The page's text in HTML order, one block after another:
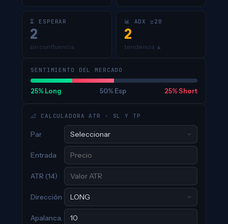
⏳ ESPERAR
2
sin confluencia
📊 ADX ≥20
2
tendencia ▲
SENTIMIENTO DEL MERCADO
25% Long 50% Esp 25% Short
📐 CALCULADORA ATR · SL Y TP
Par
Entrada
ATR (14)
Dirección
Apalanca.